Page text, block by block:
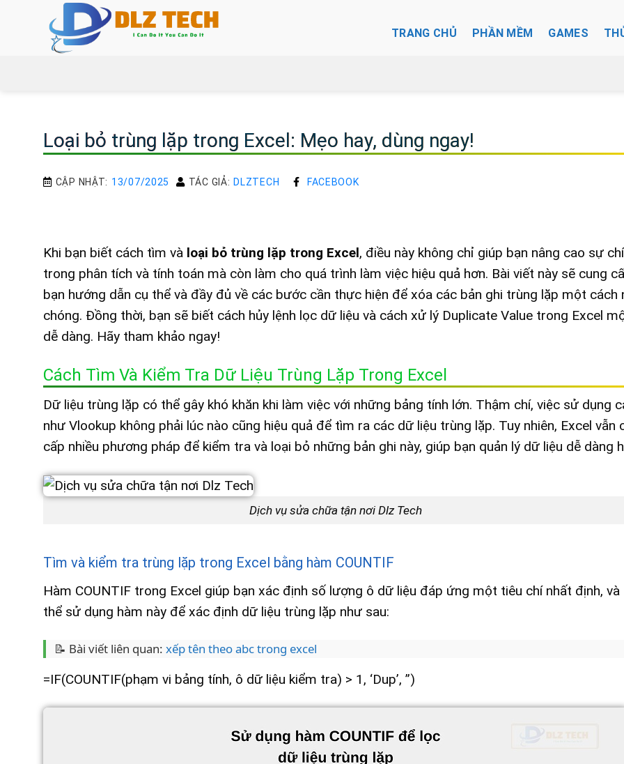
TRANG CHỦ PHẦN MỀM GAMES
Loại bỏ trùng lặp trong Excel: Mẹo hay, dùng ngay!
CẬP NHẬT: 13/07/2025 TÁC GIẢ: DLZTECH FACEBOOK
Khi bạn biết cách tìm và loại bỏ trùng lặp trong Excel, điều này không chỉ giúp bạn nâng cao sự
trong phân tích và tính toán mà còn làm cho quá trình làm việc hiệu quả hơn. Bài viết này sẽ cung
bạn hướng dẫn cụ thể và đầy đủ về các bước cần thực hiện để xóa các bản ghi trùng lặp một cách
chóng. Đồng thời, bạn sẽ biết cách hủy lệnh lọc dữ liệu và cách xử lý Duplicate Value trong Excel
dễ dàng. Hãy tham khảo ngay!
Cách Tìm Và Kiểm Tra Dữ Liệu Trùng Lặp Trong Excel
Dữ liệu trùng lặp có thể gây khó khăn khi làm việc với những bảng tính lớn. Thậm chí, việc sử dụng
như Vlookup không phải lúc nào cũng hiệu quả để tìm ra các dữ liệu trùng lặp. Tuy nhiên, Excel vẫn
cấp nhiều phương pháp để kiểm tra và loại bỏ những bản ghi này, giúp bạn quản lý dữ liệu dễ dàng
Dịch vụ sửa chữa tận nơi Dlz Tech
Tìm và kiểm tra trùng lặp trong Excel bằng hàm COUNTIF
Hàm COUNTIF trong Excel giúp bạn xác định số lượng ô dữ liệu đáp ứng một tiêu chí nhất định, và
thể sử dụng hàm này để xác định dữ liệu trùng lặp như sau:
📝 Bài viết liên quan: xếp tên theo abc trong excel
=IF(COUNTIF(phạm vi bảng tính, ô dữ liệu kiểm tra) > 1, ‘Dup’, ”)